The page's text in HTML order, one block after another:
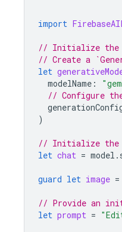
import
// Initialize the
// Create a
let
modelName :
// Configure
)
// Initialize the
let chat = model .
guard let image =
// Provide an
let prompt =